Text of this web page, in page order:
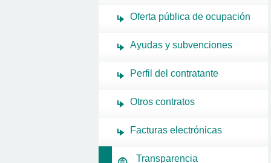
Oferta pública de ocupación
Ayudas y subvenciones
Perfil del contratante
Otros contratos
Facturas electrónicas
Transparencia